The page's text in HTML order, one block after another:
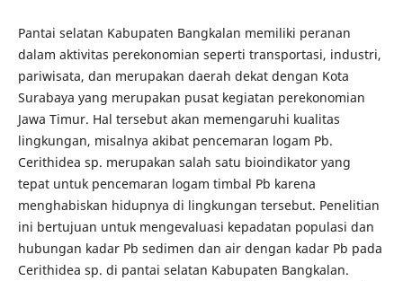
Pantai selatan Kabupaten Bangkalan memiliki peranan
dalam aktivitas perekonomian seperti transportasi, industri,
pariwisata, dan merupakan daerah dekat dengan Kota
Surabaya yang merupakan pusat kegiatan perekonomian
Jawa Timur. Hal tersebut akan memengaruhi kualitas
lingkungan, misalnya akibat pencemaran logam Pb.
Cerithidea sp. merupakan salah satu bioindikator yang
tepat untuk pencemaran logam timbal Pb karena
menghabiskan hidupnya di lingkungan tersebut. Penelitian
ini bertujuan untuk mengevaluasi kepadatan populasi dan
hubungan kadar Pb sedimen dan air dengan kadar Pb pada
Cerithidea sp. di pantai selatan Kabupaten Bangkalan.